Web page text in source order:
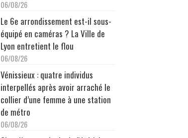
06/08/26
Le 6e arrondissement est-il sous-
équipé en caméras ? La Ville de
Lyon entretient le flou
06/08/26
Vénissieux : quatre individus
interpellés après avoir arraché le
collier d’une femme à une station
de métro
06/08/26